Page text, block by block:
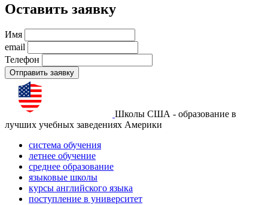
Оставить заявку
Имя
email
Телефон
Отправить заявку
Школы США - образование в
лучших учебных заведениях Америки
система обучения
летнее обучение
среднее образование
языковые школы
курсы английского языка
поступление в университет